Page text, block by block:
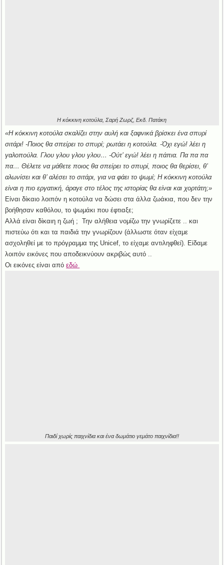
Η κόκκινη κοτούλα, Σαρή Ζωρζ, Εκδ. Πατάκη
«H κόκκινη κοτούλα σκαλίζει στην αυλή και ξαφνικά βρίσκει ένα σπυρί
σιτάρι! -Ποιος θα σπείρει το σπυρί; ρωτάει η κοτούλα. -Όχι εγώ! λέει η
γαλοπούλα. Γλου γλου γλου γλου… -Oύτ’ εγώ! λέει η πάπια. Πα πα πα
πα… Θέλετε να μάθετε ποιος θα σπείρει το σπυρί, ποιος θα θερίσει, θ’
αλωνίσει και θ’ αλέσει το σιτάρι, για να φάει το ψωμί; H κόκκινη κοτούλα
είναι η πιο εργατική, άραγε στο τέλος της ιστορίας θα είναι και χορτάτη;»
Είναι δίκαιο λοιπόν η κοτούλα να δώσει στα άλλα ζωάκια, που δεν την
βοήθησαν καθόλου, το ψωμάκι που έφτιαξε;
Αλλά είναι δίκαιη η ζωή ; Την αλήθεια νομίζω την γνωρίζετε .. και
πιστεύω ότι και τα παιδιά την γνωρίζουν (άλλωστε όταν είχαμε
ασχοληθεί με το πρόγραμμα της Unicef, το είχαμε αντιληφθεί). Είδαμε
λοιπόν εικόνες που αποδεικνύουν ακριβώς αυτό ..
Οι εικόνες είναι απόεδώ
Παιδί χωρίς παιχνίδια και ένα δωμάτιο γεμάτο παιχνίδια!!